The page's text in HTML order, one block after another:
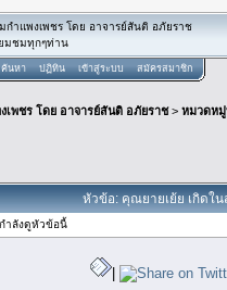
ำแพงเพชร โดย อาจารย์สันติ อภัยราช
มชมทุกๆท่าน
ค้นหา ปฏิทิน เข้าสู่ระบบ สมัครสมาชิก
พชร โดย อาจารย์สันติ อภัยราช> หมวดหมู่
หัวข้อ: คุณยายเย้ย เกิดใน
ำลังดูหัวข้อนี้
|